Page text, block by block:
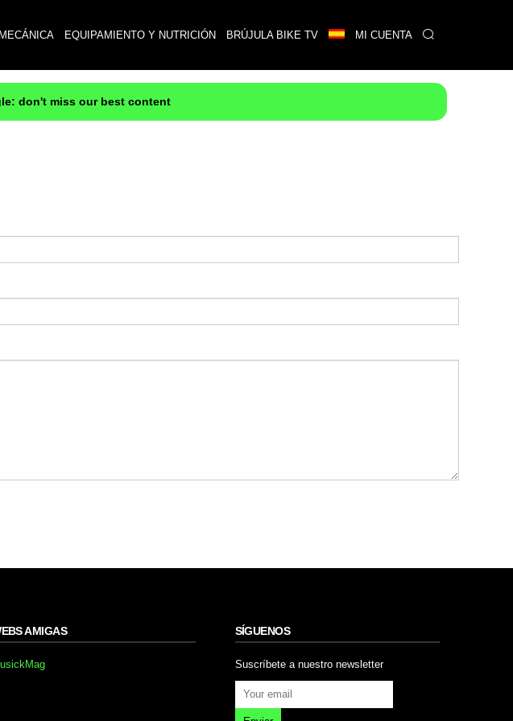
MECÁNICA EQUIPAMIENTO Y NUTRICIÓN BRÚJULA BIKE TV MI CUENTA
don't miss our best content
AMIGAS SÍGUENOS
Suscríbete a nuestro newsletter